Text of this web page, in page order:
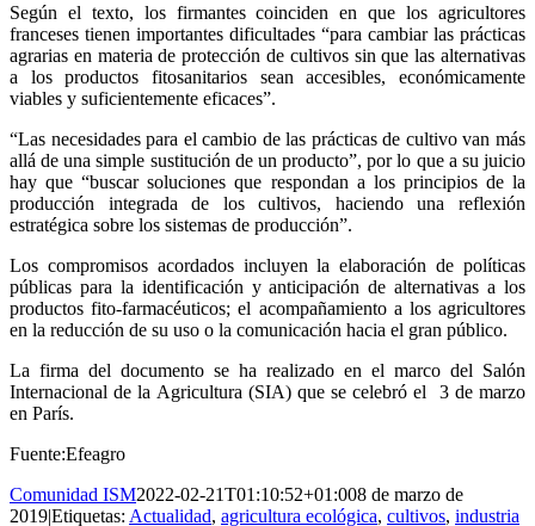
Según el texto, los firmantes coinciden en que los agricultores
franceses tienen importantes dificultades “para cambiar las prácticas
agrarias en materia de protección de cultivos sin que las alternativas
a los productos fitosanitarios sean accesibles, económicamente
viables y suficientemente eficaces”.
“Las necesidades para el cambio de las prácticas de cultivo van más
allá de una simple sustitución de un producto”, por lo que a su juicio
hay que “buscar soluciones que respondan a los principios de la
producción integrada de los cultivos, haciendo una reflexión
estratégica sobre los sistemas de producción”.
Los compromisos acordados incluyen la elaboración de políticas
públicas para la identificación y anticipación de alternativas a los
productos fito-farmacéuticos; el acompañamiento a los agricultores
en la reducción de su uso o la comunicación hacia el gran público.
La firma del documento se ha realizado en el marco del Salón
Internacional de la Agricultura (SIA) que se celebró el 3 de marzo
en París.
Fuente:Efeagro
Comunidad ISM2022-02-21T01:10:52+01:008 de marzo de
2019|Etiquetas: Actualidad, agricultura ecológica, cultivos, industria